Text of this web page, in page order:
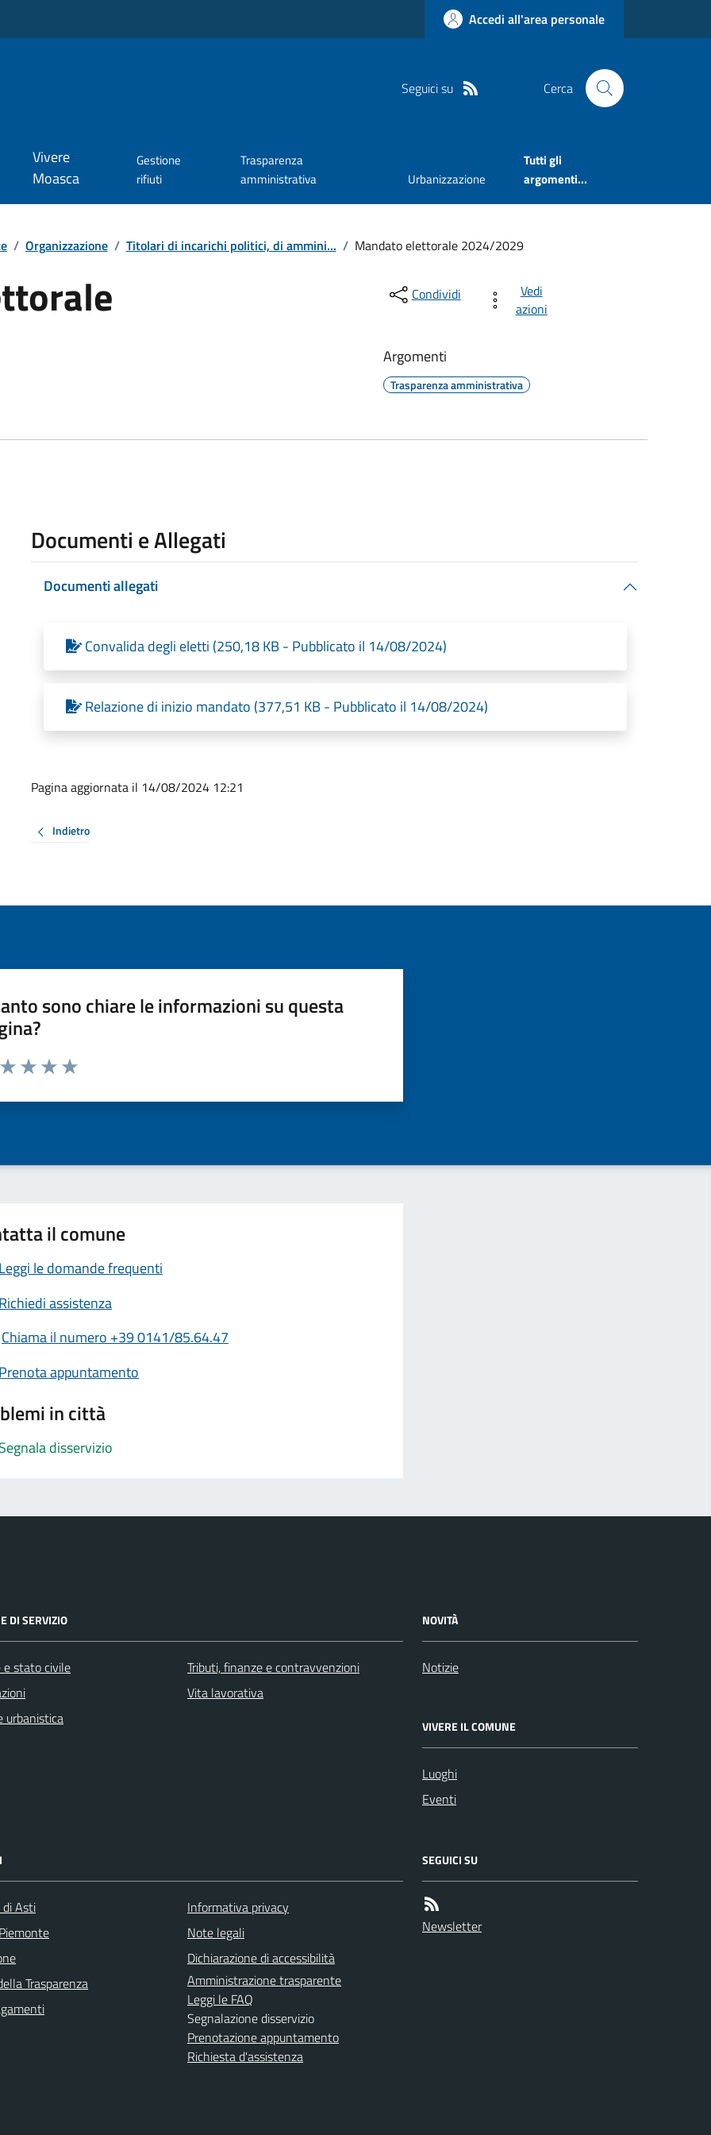
Accedi all'area personale
Seguici su Cerca
Vivere
Moasca
Gestione
rifiuti
Trasparenza
amministrativa
Urbanizzazione
Tutti gli
argomenti...
/ Organizzazione / Titolari di incarichi politici, di ammini... / Mandato elettorale 2024/2029
Condividi
Vedi
azioni
Argomenti
Trasparenza amministrativa
Documenti e Allegati
Documenti allegati
Convalida degli eletti (250,18 KB - Pubblicato il 14/08/2024)
Relazione di inizio mandato (377,51 KB - Pubblicato il 14/08/2024)
Pagina aggiornata il 14/08/2024 12:21
Indietro
sono chiare le informazioni su questa
da 1 a 5 stelle la pagina
il comune
Leggi le domande frequenti
Richiedi assistenza
Chiama il numero +39 0141/85.64.47
Prenota appuntamento
in città
Segnala disservizio
DI SERVIZIO
e stato civile
urbanistica
Tributi, finanze e contravvenzioni
Vita lavorativa
NOVITÀ
Notizie
VIVERE IL COMUNE
Luoghi
Eventi
di Asti
Trasparenza
Informativa privacy
Note legali
Dichiarazione di accessibilità
Amministrazione trasparente
Leggi le FAQ
Segnalazione disservizio
Prenotazione appuntamento
Richiesta d'assistenza
SEGUICI SU
Newsletter